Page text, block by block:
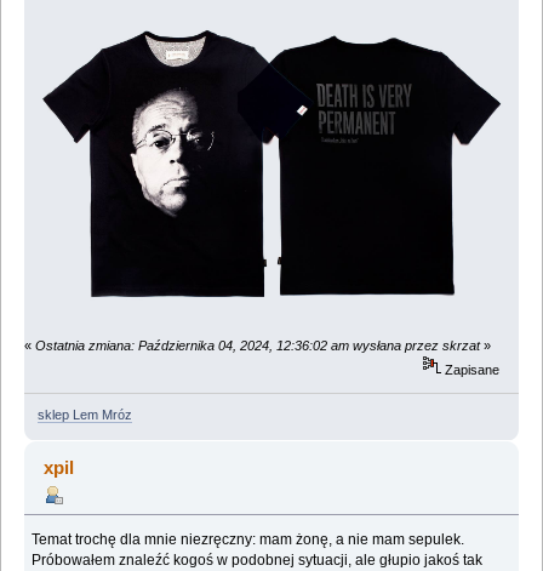
« Ostatnia zmiana: Października 04, 2024, 12:36:02 am wysłana przez skrzat»
Zapisane
sklep Lem Mróz
xpil
Temat trochę dla mnie niezręczny: mam żonę, a nie mam sepulek.
Próbowałem znaleźć kogoś w podobnej sytuacji, ale głupio jakoś tak